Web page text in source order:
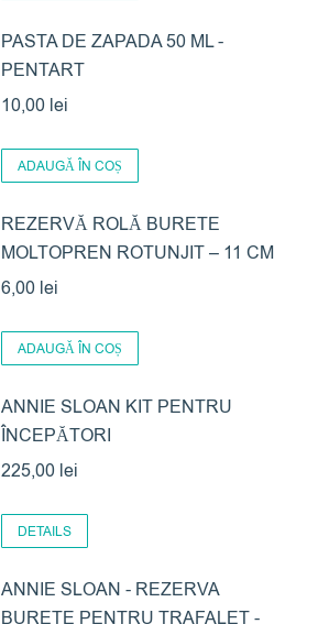
PASTA DE ZAPADA 50 ML -
PENTART
10,00 lei
ADAUGĂ ÎN COȘ
REZERVĂ ROLĂ BURETE
MOLTOPREN ROTUNJIT – 11 CM
6,00 lei
ADAUGĂ ÎN COȘ
ANNIE SLOAN KIT PENTRU
ÎNCEPĂTORI
225,00 lei
DETAILS
ANNIE SLOAN - REZERVA
BURETE PENTRU TRAFALET -